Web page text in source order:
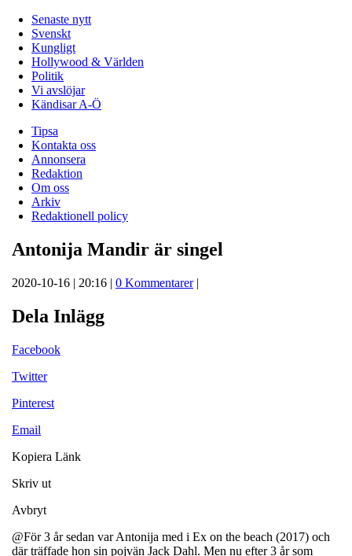
Senaste nytt
Svenskt
Kungligt
Hollywood & Världen
Politik
Vi avslöjar
Kändisar A-Ö
Tipsa
Kontakta oss
Annonsera
Redaktion
Om oss
Arkiv
Redaktionell policy
Antonija Mandir är singel
2020-10-16 | 20:16 | 0 Kommentarer|
Dela Inlägg
Facebook
Twitter
Pinterest
Email
Kopiera Länk
Skriv ut
Avbryt
@För 3 år sedan var Antonija med i Ex on the beach (2017) och
där träffade hon sin pojvän Jack Dahl. Men nu efter 3 år som